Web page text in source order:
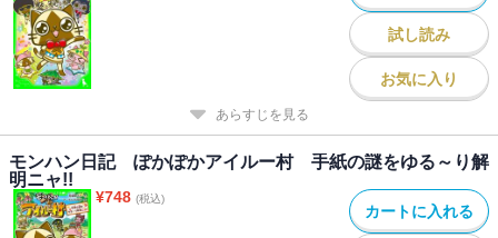
試し読み
お気に入り
あらすじを見る
モンハン日記 ぽかぽかアイルー村 手紙の謎をゆる～り解
明ニャ!!
¥748 (税込)
カートに入れる